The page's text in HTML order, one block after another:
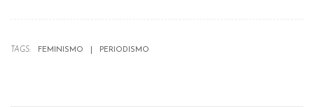
TAGS: FEMINISMO PERIODISMO